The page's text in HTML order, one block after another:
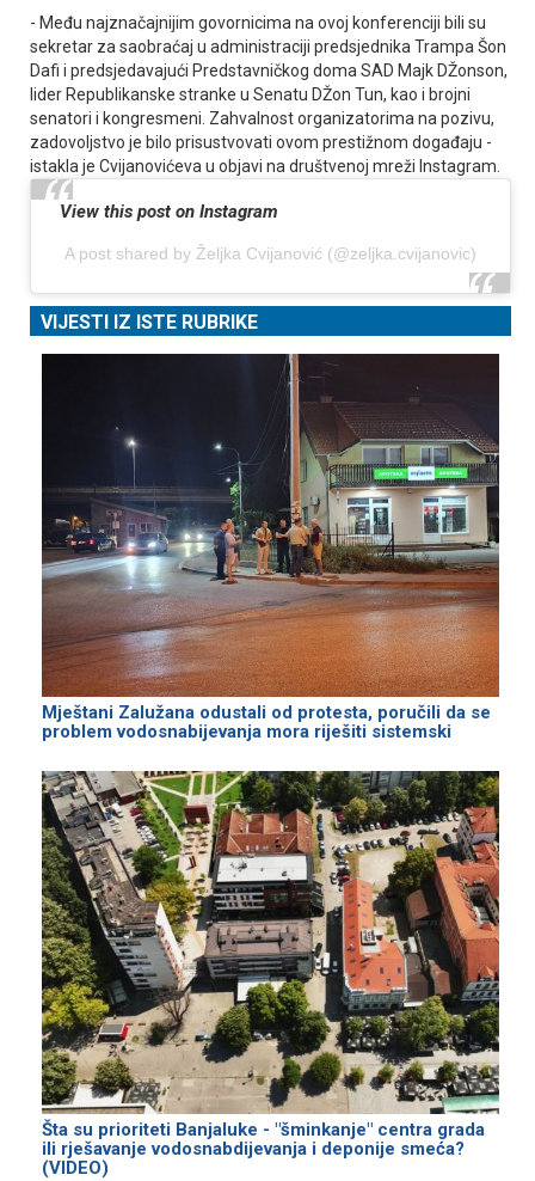
- Među najznačajnijim govornicima na ovoj konferenciji bili su
sekretar za saobraćaj u administraciji predsjednika Trampa Šon
Dafi i predsjedavajući Predstavničkog doma SAD Majk DŽonson,
lider Republikanske stranke u Senatu DŽon Tun, kao i brojni
senatori i kongresmeni. Zahvalnost organizatorima na pozivu,
zadovoljstvo je bilo prisustvovati ovom prestižnom događaju -
istakla je Cvijanovićeva u objavi na društvenoj mreži Instagram.
View this post on Instagram
A post shared by Željka Cvijanović (@zeljka.cvijanovic)
VIJESTI IZ ISTE RUBRIKE
Mještani Zalužana odustali od protesta, poručili da se
problem vodosnabijevanja mora riješiti sistemski
Šta su prioriteti Banjaluke - "šminkanje" centra grada
ili rješavanje vodosnabdijevanja i deponije smeća?
(VIDEO)